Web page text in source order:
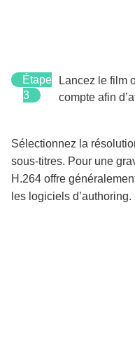
Étape
3
Lancez le film
compte afin
Sélectionnez la
sous-titres. Pour une
H.264 offre
les logiciels d’authoring.